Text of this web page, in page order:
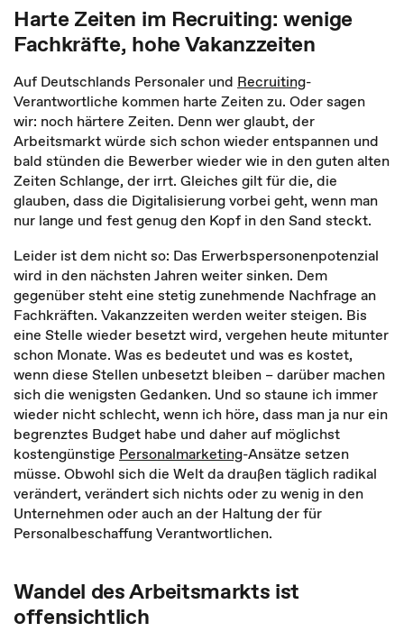
Harte Zeiten im Recruiting: wenige
Fachkräfte, hohe Vakanzzeiten
Auf Deutschlands Personaler und Recruiting-
Verantwortliche kommen harte Zeiten zu. Oder sagen
wir: noch härtere Zeiten. Denn wer glaubt, der
Arbeitsmarkt würde sich schon wieder entspannen und
bald stünden die Bewerber wieder wie in den guten alten
Zeiten Schlange, der irrt. Gleiches gilt für die, die
glauben, dass die Digitalisierung vorbei geht, wenn man
nur lange und fest genug den Kopf in den Sand steckt.
Leider ist dem nicht so: Das Erwerbspersonenpotenzial
wird in den nächsten Jahren weiter sinken. Dem
gegenüber steht eine stetig zunehmende Nachfrage an
Fachkräften. Vakanzzeiten werden weiter steigen. Bis
eine Stelle wieder besetzt wird, vergehen heute mitunter
schon Monate. Was es bedeutet und was es kostet,
wenn diese Stellen unbesetzt bleiben – darüber machen
sich die wenigsten Gedanken. Und so staune ich immer
wieder nicht schlecht, wenn ich höre, dass man ja nur ein
begrenztes Budget habe und daher auf möglichst
kostengünstige Personalmarketing-Ansätze setzen
müsse. Obwohl sich die Welt da draußen täglich radikal
verändert, verändert sich nichts oder zu wenig in den
Unternehmen oder auch an der Haltung der für
Personalbeschaffung Verantwortlichen.
Wandel des Arbeitsmarkts ist
offensichtlich